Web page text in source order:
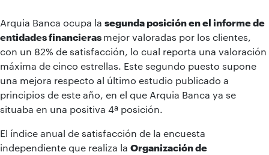
Arquia Banca ocupa la segunda posición en el informe de
entidades financieras mejor valoradas por los clientes,
con un 82% de satisfacción, lo cual reporta una valoración
máxima de cinco estrellas. Este segundo puesto supone
una mejora respecto al último estudio publicado a
principios de este año, en el que Arquia Banca ya se
situaba en una positiva 4ª posición.
El índice anual de satisfacción de la encuesta
independiente que realiza la Organización de